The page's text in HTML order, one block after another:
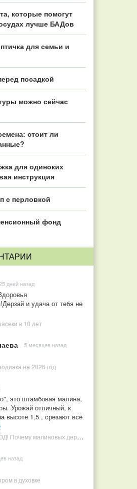
которые помогут
лучше БАДов
для семьи и
посадкой
можно сейчас
стоит ли
для одиноких
инструкция
с перловкой
фонд
дней назад
и удача от тебя не
в 10 лет
5 месяцев назад
на 2026 год
это штамбовая малина,
Урожай отличный, к
высоте 1,5 , срезают всё
Товарищи, это РАЗВОД! Почему малиновых деревьев не бывает, или Как ушлые продавцы наживаются на мечтах садоводов
назад
в духовке